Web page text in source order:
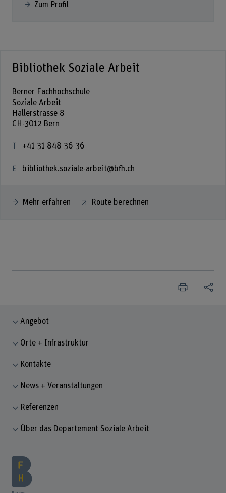
Zum Profil
Bibliothek Soziale Arbeit
Berner Fachhochschule
Soziale Arbeit
Hallerstrasse 8
CH-3012 Bern
+41 31 848 36 36
bibliothek.soziale-arbeit@bfh.ch
Mehr erfahren Route berechnen
Angebot
Orte + Infrastruktur
Kontakte
News + Veranstaltungen
Referenzen
Über das Departement Soziale Arbeit